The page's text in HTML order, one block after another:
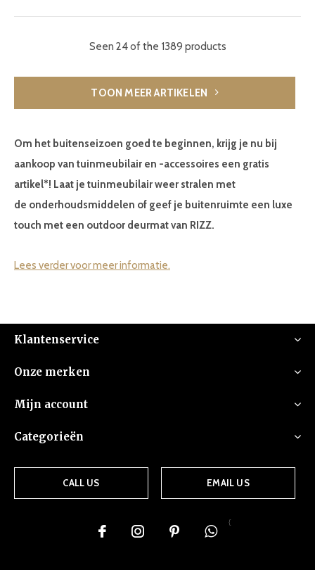
Seen 24 of the 1389 products
TOON MEER ARTIKELEN
Om het buitenseizoen goed te beginnen, krijg je nu bij
aankoop van tuinmeubilair en -accessoires een gratis
artikel*! Laat je tuinmeubilair weer stralen met
de onderhoudsmiddelen of geef je buitenruimte een luxe
touch met een outdoor deurmatvan RIZZ.
Lees verder voor meer informatie.
Klantenservice
Onze merken
Mijn account
Categorieën
CALL US EMAIL US
{